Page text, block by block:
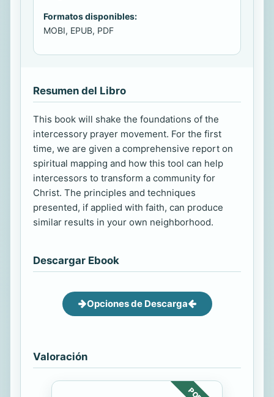
Formatos disponibles:
MOBI, EPUB, PDF
Resumen del Libro
This book will shake the foundations of the
intercessory prayer movement. For the first
time, we are given a comprehensive report on
spiritual mapping and how this tool can help
intercessors to transform a community for
Christ. The principles and techniques
presented, if applied with faith, can produce
similar results in your own neighborhood.
Descargar Ebook
Opciones de Descarga
Valoración